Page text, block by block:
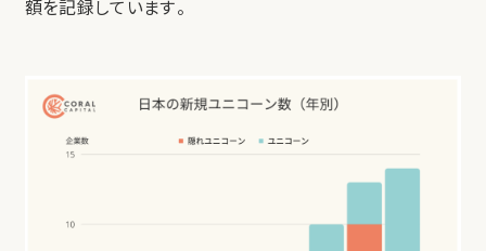
額を記録しています。